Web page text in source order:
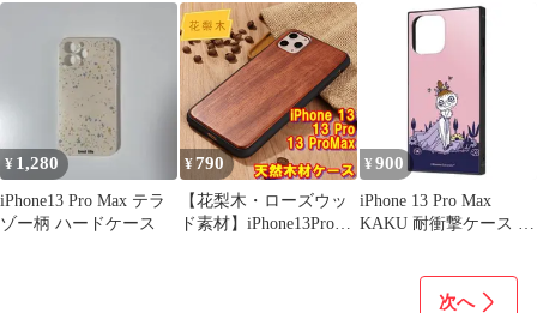
ス/867
¥ 1,280
iPhone13 Pro Max テラ
ゾー柄 ハードケース
¥790
【花梨木・ローズウッ
ド素材】iPhone13Pro・
¥ 900
iPhone 13 Pro Max
KAKU 耐衝撃ケース ム
次へ